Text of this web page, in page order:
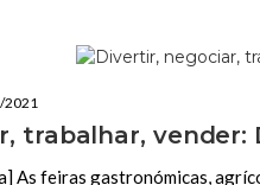
trabalhar,
As feiras gastronómicas,